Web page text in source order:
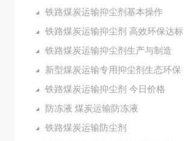
铁路煤炭运输抑尘剂基本操作
铁路煤炭运输抑尘剂 高效环保达标
铁路煤炭运输抑尘剂生产与制造
新型煤炭运输专用抑尘剂生态环保
铁路煤炭运输抑尘剂 今日价格
防冻液 煤炭运输防冻液
铁路煤炭运输防尘剂